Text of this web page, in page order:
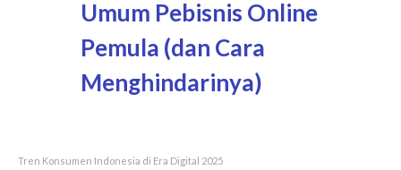
Umum Pebisnis Online
Pemula (dan Cara
Menghindarinya)
Tren Konsumen Indonesia di Era Digital 2025